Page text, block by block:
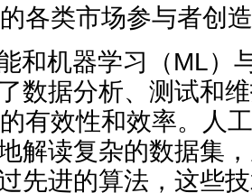
各类市场参与者创
和机器学习（ML）
数据分析、测试和
有效性和效率。人
解读复杂的数据集
先进的算法，这些